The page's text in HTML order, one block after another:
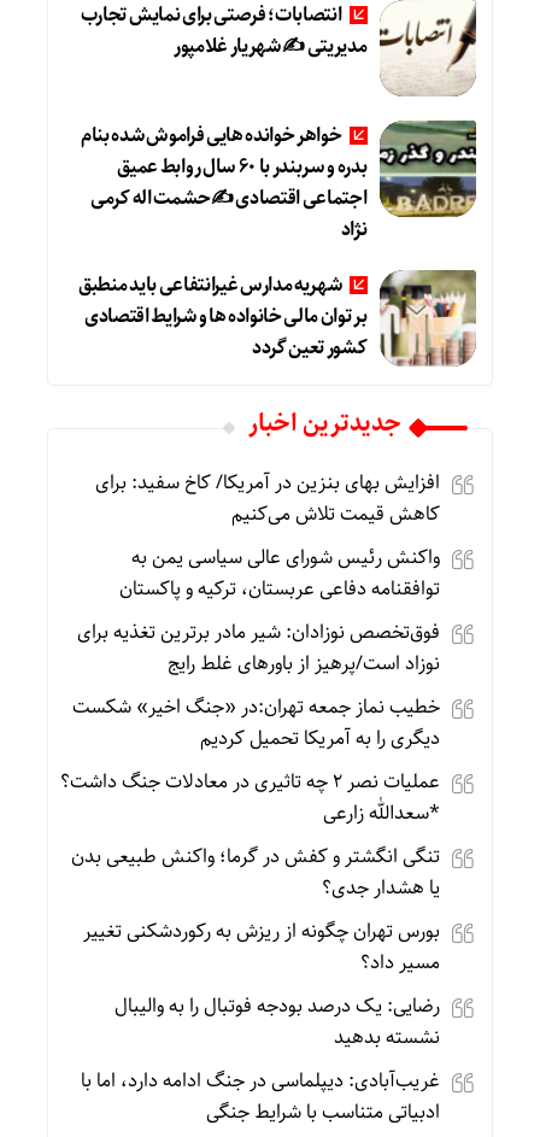
انتصابات؛ فرصتی برای نمایش تجارب
مدیریتی ✍ شهریار غلامپور
خواهر خوانده هایی فراموش شده بنام
بدره و سربندر با ۶۰ سال روابط عمیق
اجتماعی اقتصادی ✍حشمت اله کرمی
نژاد
شهریه مدارس غیرانتفاعی باید منطبق
بر توان مالی خانواده ها و شرایط اقتصادی
کشور تعین گردد
جديدترين اخبار
افزایش بهای بنزین در آمریکا/ کاخ سفید: برای
کاهش قیمت تلاش می‌کنیم
واکنش رئیس شورای عالی سیاسی یمن به
توافقنامه دفاعی عربستان، ترکیه و پاکستان
فوق‌تخصص نوزادان: شیر مادر برترین تغذیه برای
نوزاد است/پرهیز از باورهای غلط رایج
خطیب نماز جمعه تهران:در «جنگ اخیر» شکست
دیگری را به آمریکا تحمیل کردیم
عملیات نصر ۲ چه تاثیری در معادلات جنگ داشت؟
*سعدالله زارعی
تنگی انگشتر و کفش در گرما؛ واکنش طبیعی بدن
یا هشدار جدی؟
بورس تهران چگونه از ریزش به رکوردشکنی تغییر
مسیر داد؟
رضایی: یک درصد بودجه فوتبال را به والیبال
نشسته بدهید
غریب‌آبادی: دیپلماسی در جنگ ادامه دارد، اما با
ادبیاتی متناسب با شرایط جنگی